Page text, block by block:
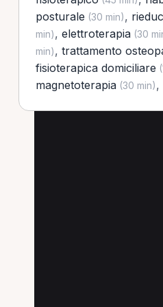
posturale (30 min),
min), elettroterapia(30
min), trattamento
fisioterapica domiciliare
magnetoterapia(30 min),